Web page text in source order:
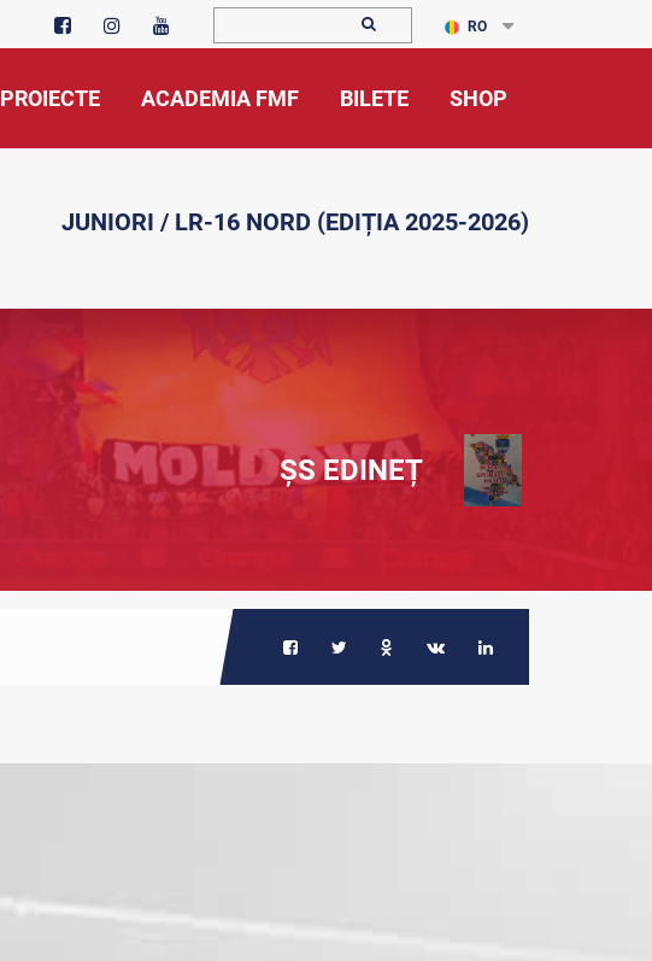
RO
PROIECTE ACADEMIA FMF BILETE SHOP
JUNIORI / LR-16 NORD (EDIȚIA 2025-2026)
ȘS EDINEȚ